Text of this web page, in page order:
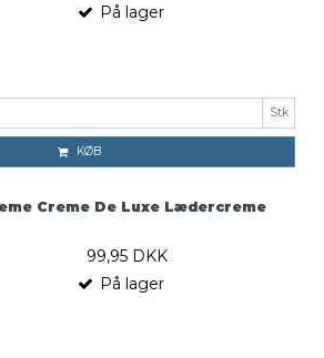
På lager
Stk
KØB
Creme De Luxe Lædercreme
99,95 DKK
På lager